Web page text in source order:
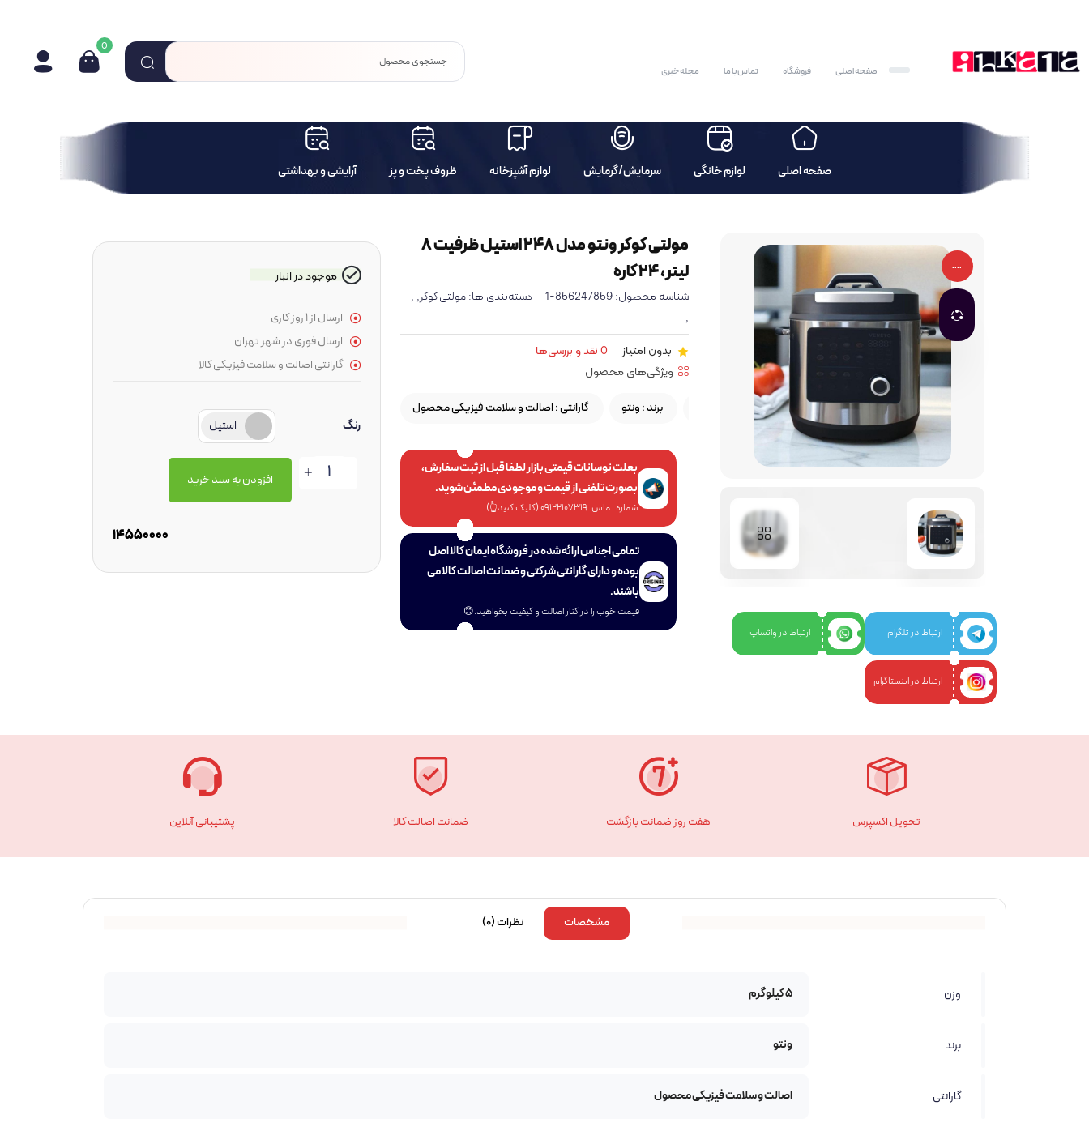
صفحه اصلی فروشگاه تماس با ما مجله خبری
0
صفحه اصلی لوازم خانگی سرمایش/گرمایش لوازم آشپزخانه ظروف پخت و پز آرایشی و بهداشتی
....
ارتباط در تلگرام ارتباط در واتساپ
ارتباط در اینستاگرام
مولتی‌ کوکر ونتو مدل 248 استیل ظرفیت ۸
لیتر، ۲۴ کاره
شناسه محصول:856247859-1 دسته‌بندی ها:مولتی کوکر,
,
,
بدون امتیاز
0 نقد و بررسی‌ها
ویژگی‌های محصول
برند :ونتو گارانتی :اصالت و سلامت فیزیکی محصول
بعلت نوسانات قیمتی بازار لطفا قبل از ثبت سفارش،
بصورت تلفنی از قیمت و موجودی مطمئن شوید.
شماره تماس: 09122107319 (کلیک کنید👆)
تمامی اجناس ارائه شده در فروشگاه ایمان کالا اصل
بوده و دارای گارانتی شرکتی و ضمانت اصالت کالا می
باشند.
قیمت خوب را در کنار اصالت و کیفیت بخواهید.😊
موجود در انبار
ارسال از 1 روز کاری
ارسال فوری در شهر تهران
گارانتی اصالت و سلامت فیزیکی کالا
رنگ استیل
-
+ افزودن به سبد خرید
14550000
تحویل اکسپرس هفت روز ضمانت بازگشت ضمانت اصالت کالا پشتیبانی آنلاین
مشخصات نظرات (0)
وزن 5 کیلوگرم
برند ونتو
گارانتی اصالت و سلامت فیزیکی محصول